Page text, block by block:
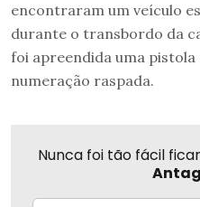
encontraram um veículo
durante o transbordo da
foi apreendida uma
numeração raspada.
Nunca foi tão fácil